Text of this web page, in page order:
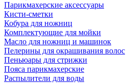
Парикмахерские аксессуары
Кисти-сметки
Кобура для ножниц
Комплектующие для мойки
Масло для ножниц и машинок
Пелерины для окрашивания волос
Пеньюары для стрижки
Пояса парикмахерские
Распылители для воды